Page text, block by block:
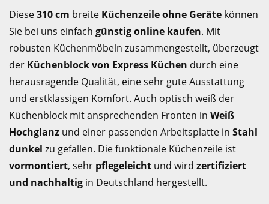
Diese310 cm breite Küchenzeile ohne Geräte können
Sie bei uns einfach günstig online kaufen. Mit
robusten Küchenmöbeln zusammengestellt, überzeugt
der Küchenblock von Express Küchen durch eine
herausragende Qualität, eine sehr gute Ausstattung
und erstklassigen Komfort. Auch optisch weiß der
Küchenblock mit ansprechenden Fronten in Weiß
Hochglanz und einer passenden Arbeitsplatte in Stahl
dunkel zu gefallen. Die funktionale Küchenzeile ist
vormontiert, sehr pflegeleicht und wird zertifiziert
und nachhaltig in Deutschland hergestellt.